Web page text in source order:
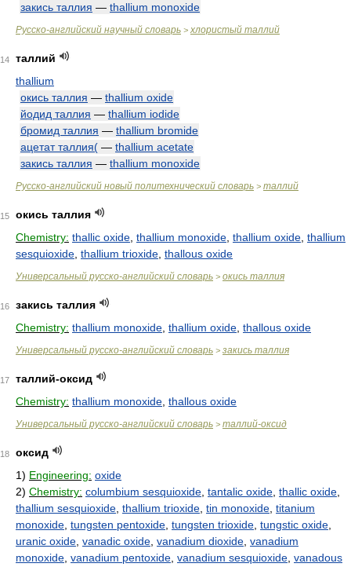
закись таллия — thallium monoxide
Русско-английский научный словарь > хлористый таллий
14
таллий
thallium
окись таллия — thallium oxide
йодид таллия — thallium iodide
бромид таллия — thallium bromide
ацетат таллия( — thallium acetate
закись таллия — thallium monoxide
Русско-английский новый политехнический словарь > таллий
15
окись таллия
Chemistry: thallic oxide thallium monoxide thallium oxide thallium
sesquioxide thallium trioxide thallous oxide
Универсальный русско-английский словарь > окись таллия
16
закись таллия
Chemistry: thallium monoxide thallium oxide thallous oxide
Универсальный русско-английский словарь > закись таллия
17
таллий-оксид
Chemistry: thallium monoxide thallous oxide
Универсальный русско-английский словарь > таллий-оксид
18
оксид
1) Engineering: oxide
2) Chemistry: columbium sesquioxide tantalic oxide thallic oxide
thallium sesquioxide thallium trioxide tin monoxide titanium
monoxide tungsten pentoxide tungsten trioxide tungstic oxide
uranic oxide vanadic oxide vanadium dioxide vanadium
monoxide vanadium pentoxide vanadium sesquioxide vanadous